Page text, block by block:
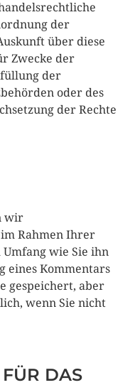
der
über diese
Zwecke der
der
oder des
der Rechte
wir
im Rahmen Ihrer
wie Sie ihn
eines Kommentars
gespeichert, aber
wenn Sie nicht
DAS